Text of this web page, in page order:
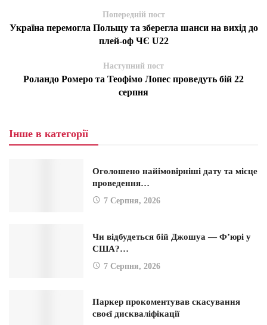
Попередній пост
Україна перемогла Польщу та зберегла шанси на вихід до
плей-оф ЧЄ U22
Наступний пост
Роландо Ромеро та Теофімо Лопес проведуть бій 22
серпня
Інше в категорії
Оголошено найімовірніші дату та місце
проведення…
7 Серпня, 2026
Чи відбудеться бій Джошуа — Ф’юрі у
США?…
7 Серпня, 2026
Паркер прокоментував скасування
своєї дискваліфікації